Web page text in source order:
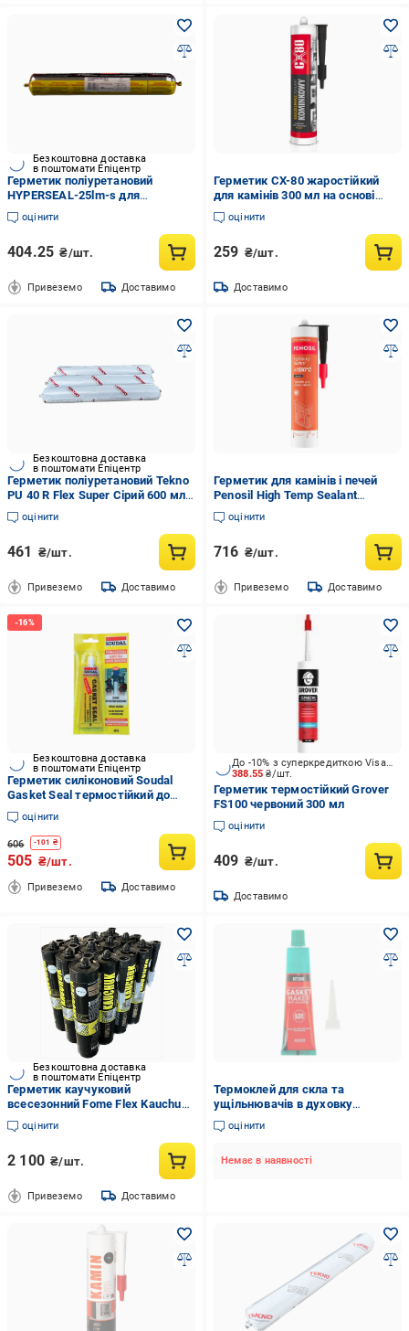
Безкоштовна доставка
в поштомати Епіцентр
Герметик поліуретановий
HYPERSEAL-25lm-s для
ущільнення та запечатування
швів 600 мл Білий (1978)
оцінити
404.25 ₴/шт.
Привеземо Доставимо
Герметик CX-80 жаростійкий
для камінів 300 мл на основі
водяного скла до 1250°C
(14875278)
оцінити
259 ₴/шт.
Доставимо
Безкоштовна доставка
в поштомати Епіцентр
Герметик поліуретановий Tekno
PU 40 R Flex Super Сірий 600 мл
(31407029)
оцінити
461 ₴/шт.
Привеземо Доставимо
Герметик для камінів і печей
Penosil High Temp Sealant
термостійкий 310 мл Чорний
(23623)
оцінити
716 ₴/шт.
Привеземо Доставимо
Безкоштовна доставка
в поштомати Епіцентр
Герметик силіконовий Soudal
Gasket Seal термостійкий до
285°С 60 г Червоний
(000020000000060501)
оцінити
606 -101 ₴
505 ₴/шт.
Привеземо Доставимо
388.55₴/шт.
До -10% з суперкредиткою Visa Вигода
Герметик термостійкий Grover
FS100 червоний 300 мл
оцінити
409 ₴/шт.
Доставимо
Безкоштовна доставка
в поштомати Епіцентр
Герметик каучуковий
всесезонний Fome Flex Kauchuk
вологостійкий 300 мл 12 шт.
Прозорий (01-4-2-010-12) (01-4-
оцінити
2 100 ₴/шт.
Привеземо Доставимо
Термоклей для скла та
ущільнювачів в духовку
високотемпературний
оцінити
Немає в наявності